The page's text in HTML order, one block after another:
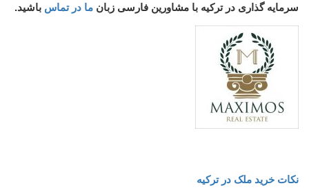
سرمایه گذاری در ترکیه با مشاورین فارسی زبان ما در تماس باشید.
نکات خرید ملک در ترکیه